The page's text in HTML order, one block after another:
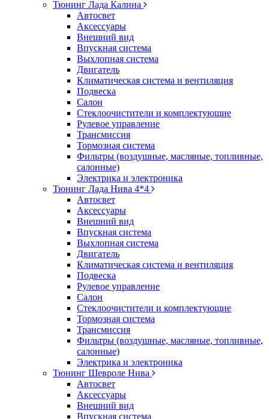
Тюнинг Лада Калина
Автосвет
Аксессуары
Внешний вид
Впускная система
Выхлопная система
Двигатель
Климатическая система и вентиляция
Подвеска
Салон
Стеклоочистители и комплектующие
Рулевое управление
Трансмиссия
Тормозная система
Фильтры (воздушные, масляные, топливные,
салонные)
Электрика и электроника
Тюнинг Лада Нива 4*4
Автосвет
Аксессуары
Внешний вид
Впускная система
Выхлопная система
Двигатель
Климатическая система и вентиляция
Подвеска
Рулевое управление
Салон
Стеклоочистители и комплектующие
Тормозная система
Трансмиссия
Фильтры (воздушные, масляные, топливные,
салонные)
Электрика и электроника
Тюнинг Шевроле Нива
Автосвет
Аксессуары
Внешний вид
Впускная система